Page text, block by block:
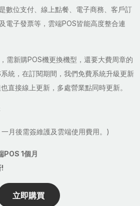
數位支付、線上點餐、電子商務、客戶訂
電子發票等，雲端POS皆能高度整合連
需新購POS機更換機型，還要大費周章的
統，在訂閱期間，我們免費系統升級更新
直接線上更新，多處營業點同時更新。
月後需簽維護及雲端使用費用。)
POS 1個月
立即購買